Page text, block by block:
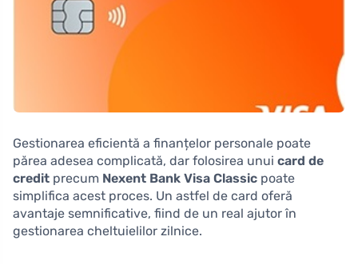
Gestionarea eficientă a finanțelor personale poate
părea adesea complicată, dar folosirea unui card de
credit precum Nexent Bank Visa Classic poate
simplifica acest proces. Un astfel de card oferă
avantaje semnificative, fiind de un real ajutor în
gestionarea cheltuielilor zilnice.